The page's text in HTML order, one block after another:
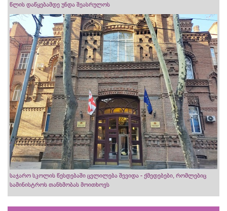
წლის დაწყებამდე უნდა შეასრულოს
საჯარო სკოლის წესდებაში ცვლილება შევიდა - ქმედებები, რომლებიც
სამინისტროს თანხმობას მოითხოვს